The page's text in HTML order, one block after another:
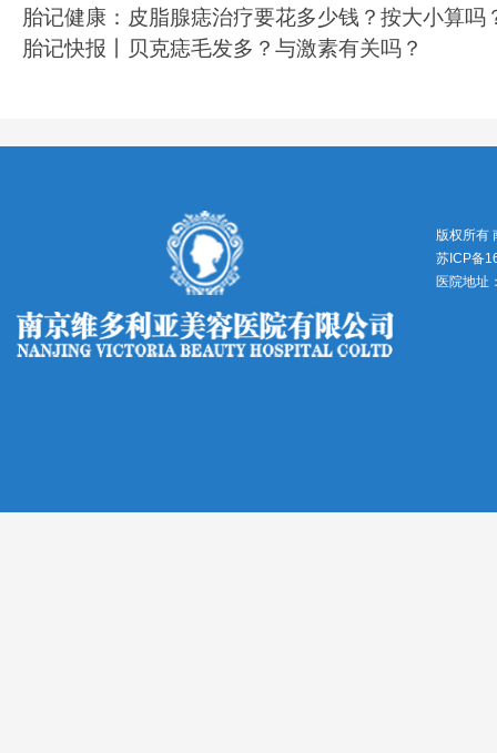
胎记健康：皮脂腺痣治疗要花多少钱？按大小算吗
胎记快报丨贝克痣毛发多？与激素有关吗？
版权所有
苏ICP备
医院地址